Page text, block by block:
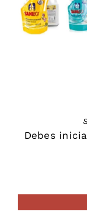
Debes